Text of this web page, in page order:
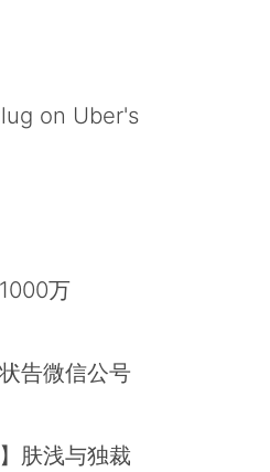
on Uber's
万
告微信公号
肤浅与独裁